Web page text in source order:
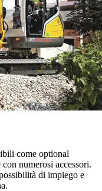
come optional
numerosi accessori.
di impiego e